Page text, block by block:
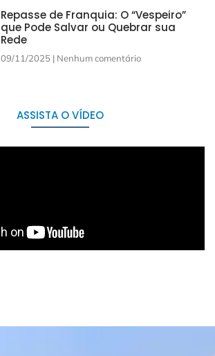
Repasse de Franquia: O “Vespeiro”
que Pode Salvar ou Quebrar sua
Rede
09/11/2025 Nenhum comentário
ASSISTA O VÍDEO